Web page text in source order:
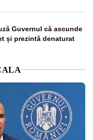
Guvernul că ascunde
și prezintă denaturat